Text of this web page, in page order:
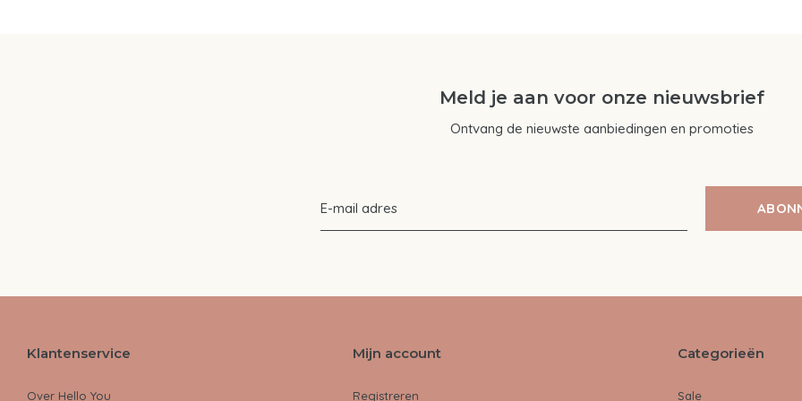
Meld je aan voor onze nieuwsbrief
Ontvang de nieuwste aanbiedingen en promoties
Klantenservice
Over Hello You
Mijn account
Registreren
Categorieën
Sale